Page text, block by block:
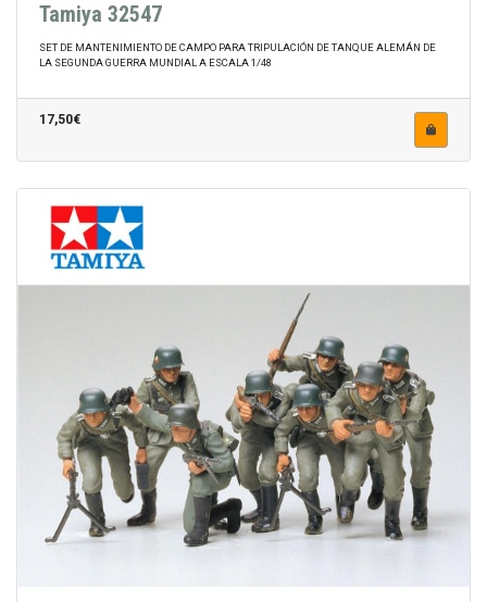
Tamiya 32547
SET DE MANTENIMIENTO DE CAMPO PARA TRIPULACIÓN DE TANQUE ALEMÁN DE
LA SEGUNDA GUERRA MUNDIAL A ESCALA 1/48
17,50€